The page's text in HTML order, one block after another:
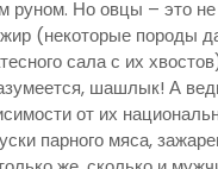
Но овцы – это не
(некоторые породы
сала с их
шашлык! А
от их
парного мяса,